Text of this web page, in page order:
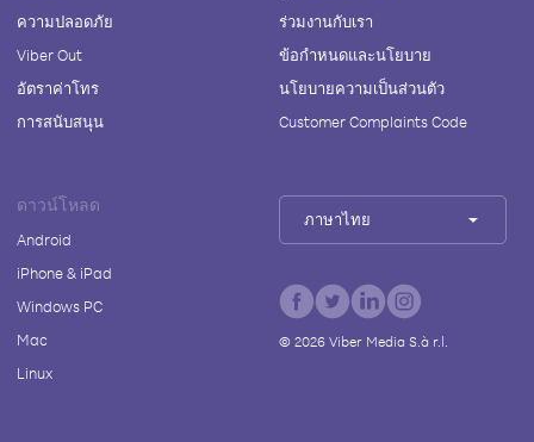
ความปลอดภัย
Viber Out
อัตราค่าโทร
การสนับสนุน
ร่วมงานกับเรา
ข้อกำหนดและนโยบาย
นโยบายความเป็นส่วนตัว
Customer Complaints Code
ดาวน์โหลด
Android
iPhone & iPad
Windows PC
Mac
Linux
ภาษาไทย
© 2026Viber Media S.à r.l.